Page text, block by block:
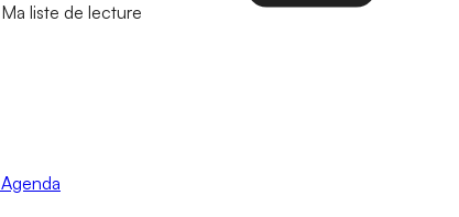
Ma liste de lecture
Agenda